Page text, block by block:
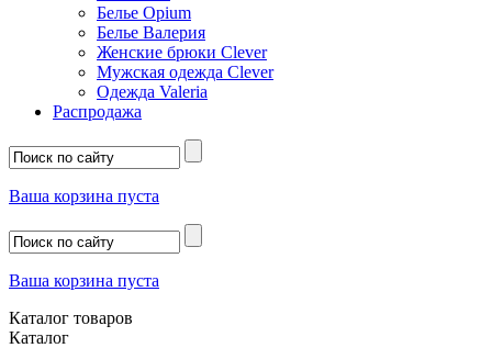
Белье Opium
Белье Валерия
Женские брюки Clever
Мужская одежда Clever
Одежда Valeria
Распродажа
Ваша корзина пуста
Ваша корзина пуста
Каталог товаров
Каталог